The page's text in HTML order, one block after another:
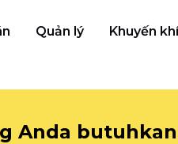
Quản lý Khuyến
Anda